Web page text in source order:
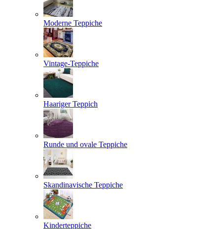
Moderne Teppiche
Vintage-Teppiche
Haariger Teppich
Runde und ovale Teppiche
Skandinavische Teppiche
Kinderteppiche